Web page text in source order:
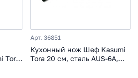
Tora,
Арт. 36851
Кухонный нож Шеф Kasumi
Tora 20 см, сталь AUS-6A,